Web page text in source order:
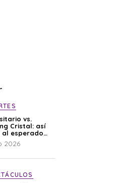
vs.
Cristal: así
al esperado
2026